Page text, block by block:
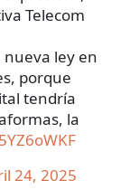
Telecom
nueva ley en
porque
tendría
la
24, 2025